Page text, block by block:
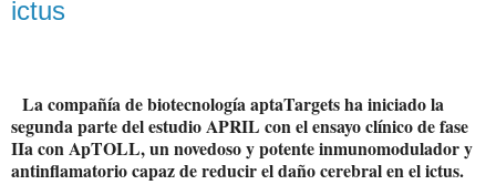
ictus
La compañía de biotecnología aptaTargets ha iniciado la
segunda parte del estudio APRIL con el ensayo clínico de fase
IIa con ApTOLL, un novedoso y potente inmunomodulador y
antinflamatorio capaz de reducir el daño cerebral en el ictus.